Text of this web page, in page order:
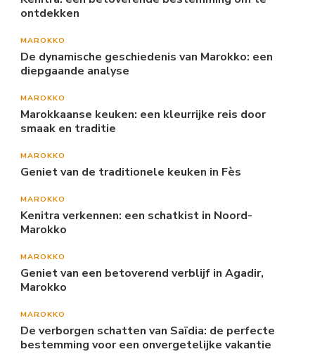
ontdekken
MAROKKO
De dynamische geschiedenis van Marokko: een
diepgaande analyse
MAROKKO
Marokkaanse keuken: een kleurrijke reis door
smaak en traditie
MAROKKO
Geniet van de traditionele keuken in Fès
MAROKKO
Kenitra verkennen: een schatkist in Noord-
Marokko
MAROKKO
Geniet van een betoverend verblijf in Agadir,
Marokko
MAROKKO
De verborgen schatten van Saïdia: de perfecte
bestemming voor een onvergetelijke vakantie